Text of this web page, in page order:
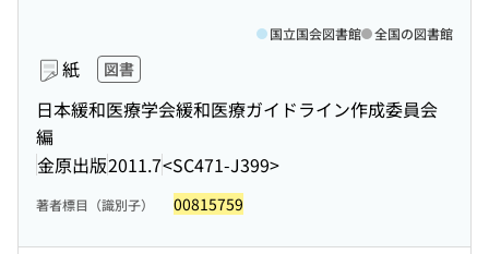
紙 図書
日本緩和医療学会緩和医療ガイドライン作成委員会
編
金原出版2011.7<SC471-J399>
国立国会図書館 全国の図書館
著者標目（識別子） 00815759